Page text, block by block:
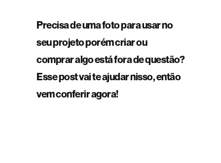
Precisa de uma foto para usar no
seu projeto porém criar ou
comprar algo está fora de questão?
Esse post vai te ajudar nisso, então
vem conferir agora!